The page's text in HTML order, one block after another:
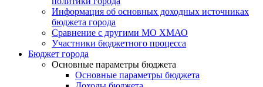
Информация об основных доходных источниках
бюджета города
Сравнение с другими МО ХМАО
Участники бюджетного процесса
Бюджет города
Основные параметры бюджета
Основные параметры бюджета